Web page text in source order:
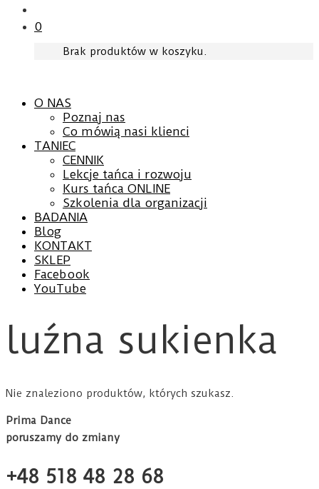
0
Brak produktów w koszyku.
O NAS
Poznaj nas
Co mówią nasi klienci
TANIEC
CENNIK
Lekcje tańca i rozwoju
Kurs tańca ONLINE
Szkolenia dla organizacji
BADANIA
Blog
KONTAKT
SKLEP
Facebook
YouTube
luźna sukienka
Nie znaleziono produktów, których szukasz.
Prima Dance
poruszamy do zmiany
+48 518 48 28 68